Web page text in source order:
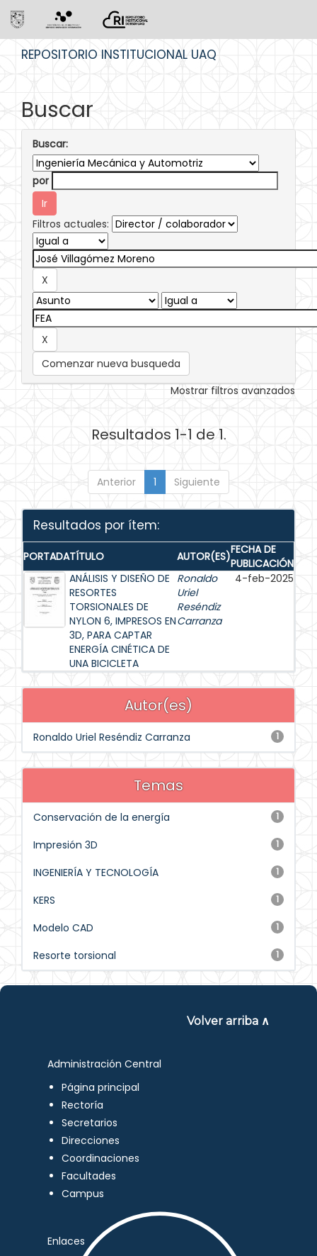
REPOSITORIO INSTITUCIONAL UAQ
Buscar
Buscar:
por
Filtros actuales:
Comenzar nueva busqueda
Mostrar filtros avanzados
Resultados 1-1 de 1.
Anterior 1 Siguiente
Resultados por ítem:
PORTADATÍTULO AUTOR(ES)FECHA DE
PUBLICACIÓN
ANÁLISIS Y DISEÑO DE
RESORTES
TORSIONALES DE
NYLON 6, IMPRESOS EN
3D, PARA CAPTAR
ENERGÍA CINÉTICA DE
UNA BICICLETA
Ronaldo
Uriel
Reséndiz
Carranza
4-feb-2025
Autor(es)
1
Ronaldo Uriel Reséndiz Carranza
Temas
1
Conservación de la energía
1
Impresión 3D
1
INGENIERÍA Y TECNOLOGÍA
1
KERS
1
Modelo CAD
1
Resorte torsional
Volver arriba ∧
Administración Central
Página principal
Rectoría
Secretarios
Direcciones
Coordinaciones
Facultades
Campus
Enlaces